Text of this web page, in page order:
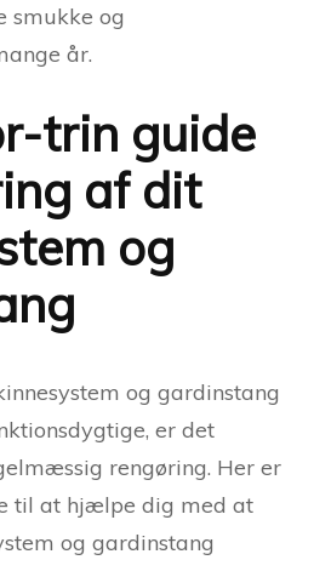
smukke og
år.
trin guide
af dit
og
og gardinstang
er det
rengøring. Her er
til at hjælpe dig med at
og gardinstang